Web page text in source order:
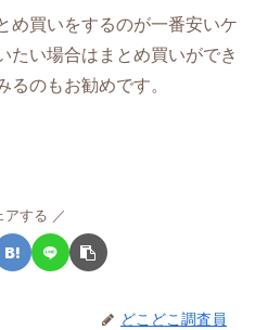
め買いをするのが一番安いケ
たい場合はまとめ買いができ
るのもお勧めです。
アする
どこどこ調査員